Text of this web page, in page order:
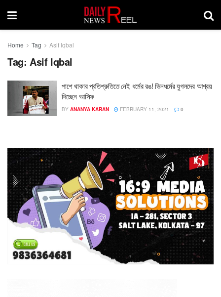
Home Tag Asif Iqbal
Tag: Asif Iqbal
পাশে থাকার প্রতিশ্রুতিতে নেই ধর্মের রঙ! ভিনধর্মের যুগলদের আশ্রয়
দিচ্ছেন আসিফ
BY ANANYA KARAN FEBRUARY 11, 2021 0